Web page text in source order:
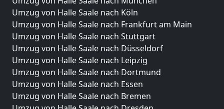
Umzug von Halle Saale nach Köln
Umzug von Halle Saale nach Frankfurt am Main
Umzug von Halle Saale nach Stuttgart
Umzug von Halle Saale nach Düsseldorf
Umzug von Halle Saale nach Leipzig
Umzug von Halle Saale nach Dortmund
Umzug von Halle Saale nach Essen
Umzug von Halle Saale nach Bremen